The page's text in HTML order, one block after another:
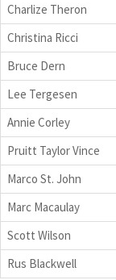
Charlize Theron
Christina Ricci
Bruce Dern
Lee Tergesen
Annie Corley
Pruitt Taylor Vince
Marco St. John
Marc Macaulay
Scott Wilson
Rus Blackwell